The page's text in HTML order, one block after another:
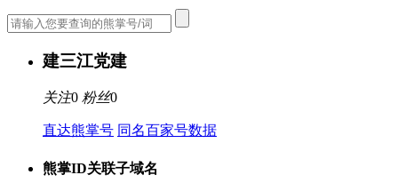
建三江党建
关注0 粉丝0
直达熊掌号 同名百家号数据
熊掌ID关联子域名